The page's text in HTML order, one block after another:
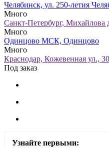
Челябинск, ул. 250-летия
Много
Санкт-Петербург, Михайлова
Много
Одинцово МСК, Одинцово
Много
Краснодар, Кожевенная ул., 30
Под заказ
Узнайте первыми: